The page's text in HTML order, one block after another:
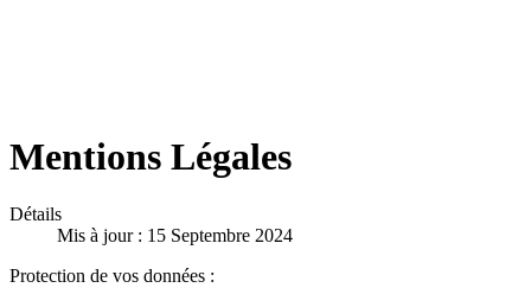
Mentions Légales
Détails
Mis à jour : 15 Septembre 2024
Protection de vos données :